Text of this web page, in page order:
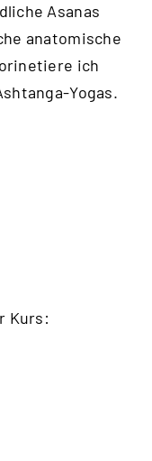
Asanas
anatomische
ich
Yogas.
Kurs: